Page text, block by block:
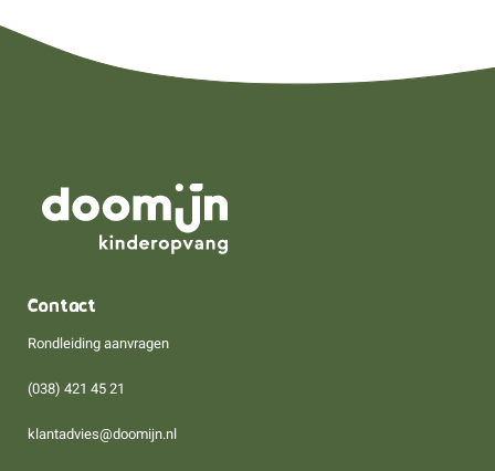
Contact
Rondleiding aanvragen
(038) 421 45 21
klantadvies@doomijn.nl